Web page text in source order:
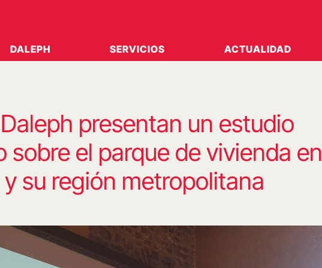
DALEPH SERVICIOS ACTUALIDAD
presentan un estudio
sobre el parque de vivienda en
su región metropolitana